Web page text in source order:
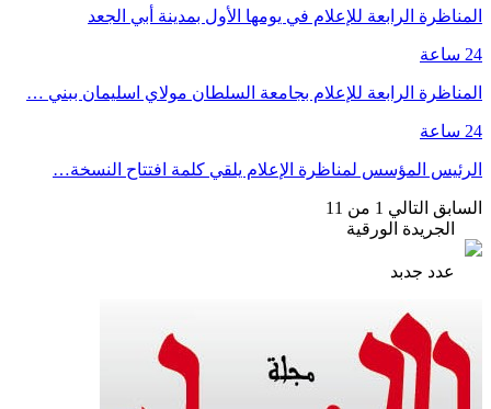
المناظرة الرابعة للإعلام في يومها الأول بمدينة أبي الجعد
24 ساعة
المناظرة الرابعة للإعلام بجامعة السلطان مولاي اسليمان ببني …
24 ساعة
الرئيس المؤسس لمناظرة الإعلام يلقي كلمة افتتاح النسخة…
السابق التالي 1 من 11
الجريدة الورقية
عدد جدبد